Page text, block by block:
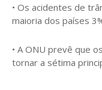
• Os acidentes de
maioria dos países
• A ONU prevê que
tornar a sétima